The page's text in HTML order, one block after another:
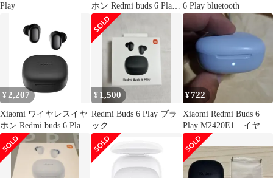
Play
ホン Redmi buds 6 Play
36時間の再生時間 AI 通
話時ノイズリダクショ
ン 低遅延モデル 超軽量
Google Fast Pair対応 急
速充電 USB Type-C ブ
6 Play bluetooth
¥ 2,207
Xiaomi ワイヤレスイヤ
ホン Redmi buds 6 Play
36時間の再生時間 AI 通
話時ノイズリダクショ
ン 低遅延モデル 超軽量
Google Fast Pair対応 急
¥ 1,500
Redmi Buds 6 Play ブラ
ック
¥722
Xiaomi Redmi Buds 6
Play M2420E1 イヤホ
ンケース